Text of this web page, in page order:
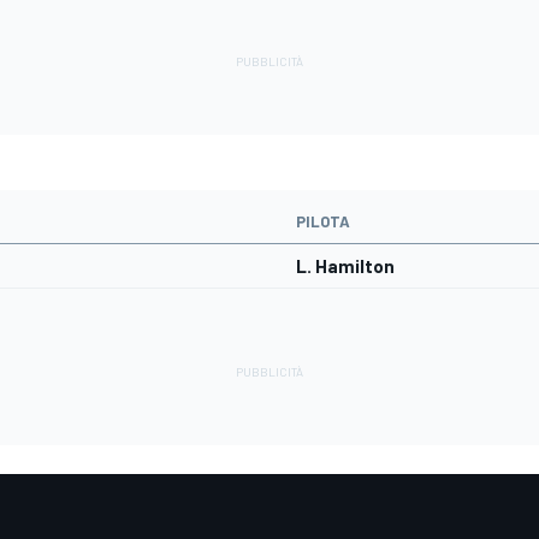
PILOTA
L. Hamilton